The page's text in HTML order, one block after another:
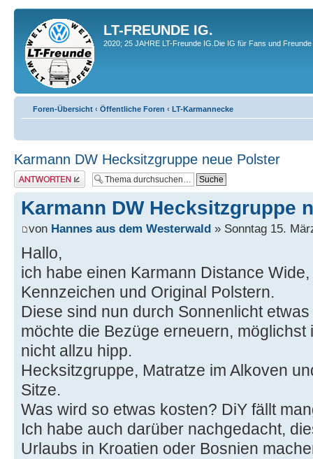
LT-FREUNDE IG.
2020; 25 JAHRE LT-Freunde IG.Die IG für Fans und
Foren-Übersicht ‹ Öffentliche Foren ‹ LT-Karmannecke
Karmann DW Hecksitzgruppe neue Polster
Antwort erstellen
Karmann DW Hecksitzgruppe
von Hannes aus dem Westerwald » Sonntag 15.
Hallo,
ich habe einen Karmann Distance
Kennzeichen und Original Polstern.
Diese sind nun durch Sonnenlicht
möchte die Bezüge erneuern,
nicht allzu hipp.
Hecksitzgruppe, Matratze im Alkoven
Sitze.
Was wird so etwas kosten? DiY fällt
Ich habe auch darüber nachgedacht,
Urlaubs in Kroatien oder Bosnien